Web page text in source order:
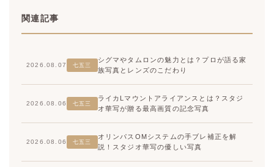
関連記事
2026.08.07 七五三
シグマやタムロンの魅力とは？プロが語る家
族写真とレンズのこだわり
2026.08.06 七五三
ライカLマウントアライアンスとは？スタジ
オ華写が贈る最高画質の記念写真
2026.08.06 七五三
オリンパスOMシステムの手ブレ補正を解
説！スタジオ華写の優しい写真